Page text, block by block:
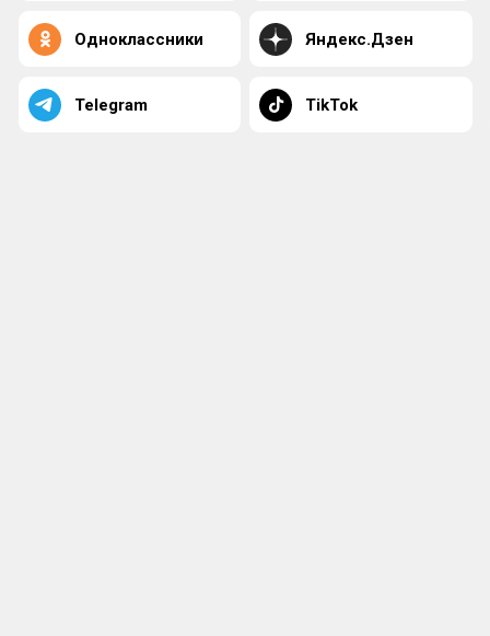
Одноклассники Яндекс.Дзен
Telegram TikTok